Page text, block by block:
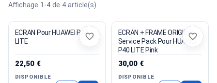
Affichage 1-4 de 4 article(s)
ECRAN Pour HUAWEI P40
LITE
22,50 €
DISPONIBLE
favorite_border
ECRAN + FRAME ORIGINAL
Service Pack Pour HUAWEI
P40 LITE Pink
30,00 €
DISPONIBLE
favorite_border